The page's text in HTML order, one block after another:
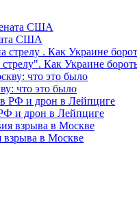
США
Как Украине
что это было
и дрон в Лейпциге
взрыва в Москве